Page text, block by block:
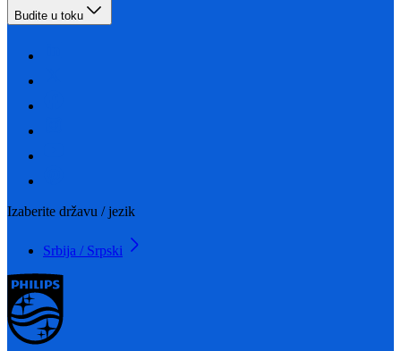
Budite u toku
Izaberite državu / jezik
Srbija / Srpski